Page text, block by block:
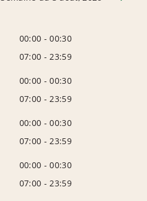
00:00 -00:30
07:00 - 23:59
00:00 -00:30
07:00 - 23:59
00:00 -00:30
07:00 - 23:59
00:00 -00:30
07:00 - 23:59